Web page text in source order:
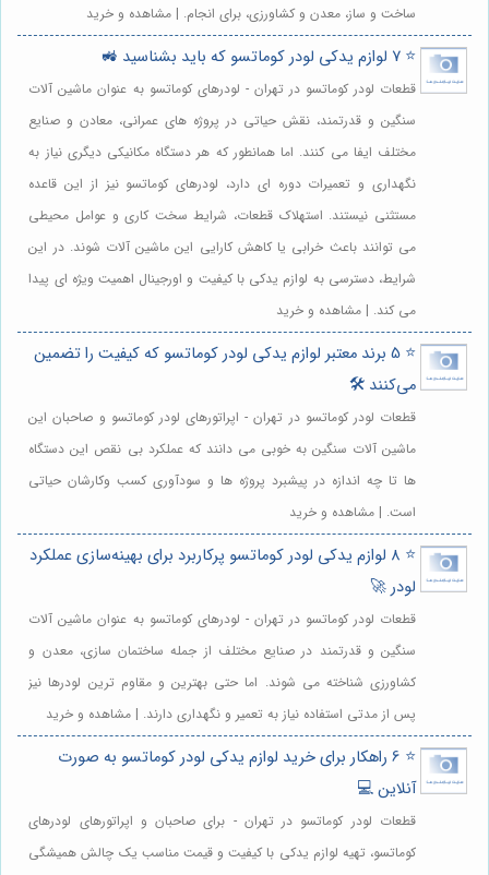
ساخت و ساز، معدن و کشاورزی، برای انجام. | مشاهده و خرید
⭐️ 7 لوازم یدکی لودر کوماتسو که باید بشناسید 🚜
قطعات لودر کوماتسو در تهران - لودرهای کوماتسو به عنوان ماشین آلات
سنگین و قدرتمند، نقش حیاتی در پروژه های عمرانی، معادن و صنایع
مختلف ایفا می کنند. اما همانطور که هر دستگاه مکانیکی دیگری نیاز به
نگهداری و تعمیرات دوره ای دارد، لودرهای کوماتسو نیز از این قاعده
مستثنی نیستند. استهلاک قطعات، شرایط سخت کاری و عوامل محیطی
می توانند باعث خرابی یا کاهش کارایی این ماشین آلات شوند. در این
شرایط، دسترسی به لوازم یدکی با کیفیت و اورجینال اهمیت ویژه ای پیدا
می کند. | مشاهده و خرید
⭐️ 5 برند معتبر لوازم یدکی لودر کوماتسو که کیفیت را تضمین
می‌کنند 🛠️
قطعات لودر کوماتسو در تهران - اپراتورهای لودر کوماتسو و صاحبان این
ماشین آلات سنگین به خوبی می دانند که عملکرد بی نقص این دستگاه
ها تا چه اندازه در پیشبرد پروژه ها و سودآوری کسب وکارشان حیاتی
است. | مشاهده و خرید
⭐️ 8 لوازم یدکی لودر کوماتسو پرکاربرد برای بهینه‌سازی عملکرد
لودر 🚀
قطعات لودر کوماتسو در تهران - لودرهای کوماتسو به عنوان ماشین آلات
سنگین و قدرتمند در صنایع مختلف از جمله ساختمان سازی، معدن و
کشاورزی شناخته می شوند. اما حتی بهترین و مقاوم ترین لودرها نیز
پس از مدتی استفاده نیاز به تعمیر و نگهداری دارند. | مشاهده و خرید
⭐️ 6 راهکار برای خرید لوازم یدکی لودر کوماتسو به صورت
آنلاین 💻
قطعات لودر کوماتسو در تهران - برای صاحبان و اپراتورهای لودرهای
کوماتسو، تهیه لوازم یدکی با کیفیت و قیمت مناسب یک چالش همیشگی